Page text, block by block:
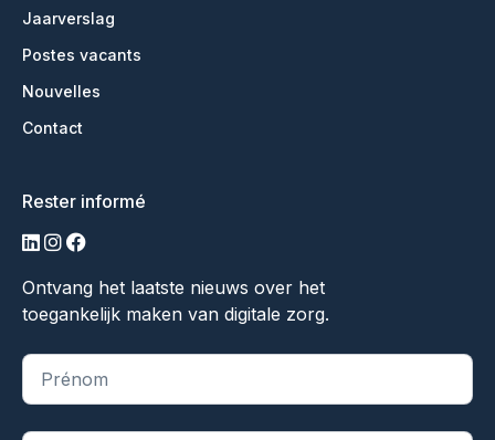
Jaarverslag
Postes vacants
Nouvelles
Contact
Rester informé
LinkedIn
Instagram
Facebook
Ontvang het laatste nieuws over het
toegankelijk maken van digitale zorg.
"*" indique les champs obligatoires